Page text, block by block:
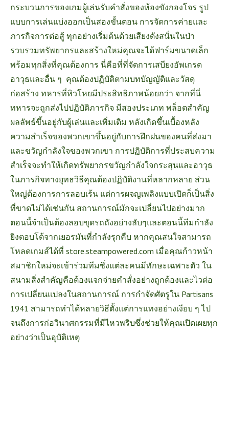
กระบวนการของเกมผู้เล่นรับคำสั่งของห้องขังกองโจร รูป
แบบการเล่นแบ่งออกเป็นสองขั้นตอน การจัดการค่ายและ
ภารกิจการต่อสู้ ทุกอย่างเริ่มต้นด้วยเสียงดังสนั่นในป่า
รวบรวมทรัพยากรและสร้างใหม่คุณจะได้ฟาร์มขนาดเล็ก
พร้อมทุกสิ่งที่คุณต้องการ นี่คือที่ที่จัดการเสบียงอัพเกรด
อาวุธและอื่น ๆ คุณต้องปฏิบัติตามบทบัญญัติและวัสดุ
ก่อสร้าง ทหารที่หิวโหยมีประสิทธิภาพน้อยกว่า จากที่นี่
ทหารจะถูกส่งไปปฏิบัติภารกิจ มีสองประเภท พล็อตสำคัญ
ผลลัพธ์ขึ้นอยู่กับผู้เล่นและเพิ่มเติม หลังเกิดขึ้นเบื้องหลัง
ความสำเร็จของพวกเขาขึ้นอยู่กับการฝึกฝนของคนที่ส่งมา
และขวัญกำลังใจของพวกเขา การปฏิบัติการที่ประสบความ
สำเร็จจะทำให้เกิดทรัพยากรขวัญกำลังใจกระสุนและอาวุธ
ในภารกิจทางยุทธวิธีคุณต้องปฏิบัติงานที่หลากหลาย ส่วน
ใหญ่ต้องการการลอบเร้น แต่การผจญเพลิงแบบเปิดก็เป็นสิ่ง
ที่ขาดไม่ได้เช่นกัน สถานการณ์มักจะเปลี่ยนไปอย่างมาก
ตอนนี้จำเป็นต้องลอบขุดรถถังอย่างลับๆและตอนนี้ทีมกำลัง
ยิงตอบโต้จากเยอรมันที่กำลังรุกคืบ หากคุณสนใจสามารถ
โหลดเกมส์ได้ที่ store.steampowered.com เมื่อคุณก้าวหน้า
สมาชิกใหม่จะเข้าร่วมทีมซึ่งแต่ละคนมีทักษะเฉพาะตัว ใน
สนามสิ่งสำคัญคือต้องแจกจ่ายคำสั่งอย่างถูกต้องและไวต่อ
การเปลี่ยนแปลงในสถานการณ์ การกำจัดศัตรูใน Partisans
1941 สามารถทำได้หลายวิธีตั้งแต่การแทงอย่างเงียบ ๆ ไป
จนถึงการก่อวินาศกรรมที่มีไหวพริบซึ่งช่วยให้คุณเปิดเผยทุก
อย่างว่าเป็นอุบัติเหตุ